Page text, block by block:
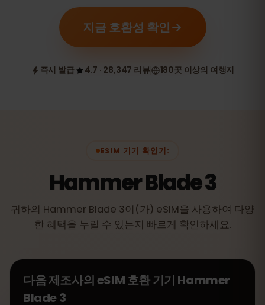
지금 호환성 확인
즉시 발급 4.7 · 28,347 리뷰 180곳 이상의 여행지
ESIM 기기 확인기:
Hammer Blade 3
귀하의 Hammer Blade 3이(가) eSIM을 사용하여 다양
한 혜택을 누릴 수 있는지 빠르게 확인하세요.
다음 제조사의 eSIM 호환 기기 Hammer
Blade 3